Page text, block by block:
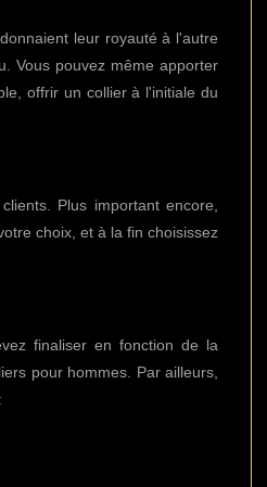
leur royauté à l'autre
Vous pouvez même apporter
offrir un collier à l'initiale du
Plus important encore,
choix, et à la fin choisissez
finaliser en fonction de la
pour hommes. Par ailleurs,